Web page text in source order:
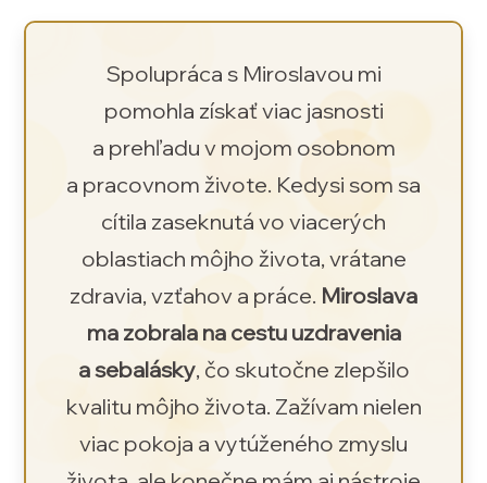
Spolupráca s Miroslavou mi
pomohla získať viac jasnosti
a prehľadu v mojom osobnom
a pracovnom živote. Kedysi som sa
cítila zaseknutá vo viacerých
oblastiach môjho života, vrátane
zdravia, vzťahov a práce. Miroslava
ma zobrala na cestu uzdravenia
a sebalásky, čo skutočne zlepšilo
kvalitu môjho života. Zažívam nielen
viac pokoja a vytúženého zmyslu